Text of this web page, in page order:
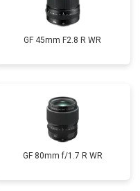
GF 45mm F2.8 R WR
GF 80mm f/1.7 R WR